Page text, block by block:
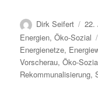
Autor
Dirk Seifert
am
22.
Energien,Öko-Sozial
Energienetze,
Vorscherau,Öko-
Rekommunalisierung,